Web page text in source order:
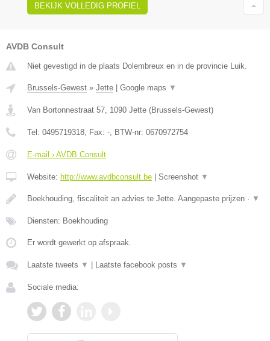
BEKIJK VOLLEDIG PROFIEL
AVDB Consult
Niet gevestigd in de plaats Dolembreux en in de provincie Luik.
Brussels-Gewest » Jette | Google maps ▼
Van Bortonnestraat 57 1090 Jette (Brussels-Gewest)
Tel: 0495719318 , Fax: - , BTW-nr: 0670972754
E-mail › AVDB Consult
Website: http://www.avdbconsult.be | Screenshot ▼
Boekhouding, fiscaliteit an advies te Jette. Aangepaste prijzen · ▼
Diensten: Boekhouding
Er wordt gewerkt op afspraak.
Laatste tweets ▼ | Laatste facebook posts ▼
Sociale media: